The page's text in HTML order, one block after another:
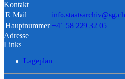
Kontakt
E-Mail
info.staatsarchiv@sg.ch
Hauptnummer +41 58 229 32 05
Adresse
Links
Lageplan